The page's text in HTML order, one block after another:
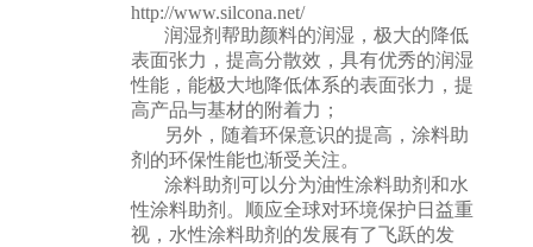
http://www.silcona.net/
润湿剂帮助颜料的润湿，极大的降低
表面张力，提高分散效，具有优秀的润湿
性能，能极大地降低体系的表面张力，提
高产品与基材的附着力；
另外，随着环保意识的提高，涂料助
剂的环保性能也渐受关注。
涂料助剂可以分为油性涂料助剂和水
性涂料助剂。顺应全球对环境保护日益重
视，水性涂料助剂的发展有了飞跃的发